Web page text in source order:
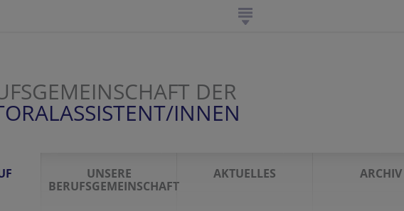
DER
INNEN
UNSERE
BERUFSGEMEINSCHAFT
AKTUELLES ARCHIV